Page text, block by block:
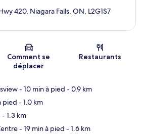
Carte
420, Niagara Falls, ON, L2G1S7
Comment se
déplacer
Restaurants
- 10 min à pied - 0.9 km
pied - 1.0 km
- 1.3 km
- 19 min à pied - 1.6 km